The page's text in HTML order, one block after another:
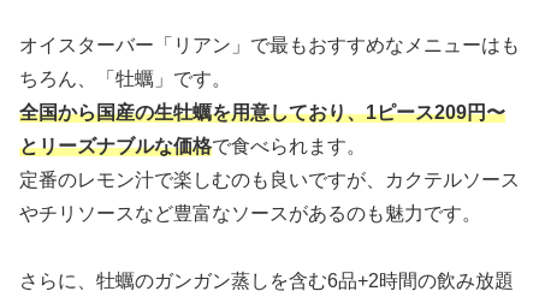
オイスターバー「リアン」で最もおすすめなメニューはも
ちろん、「牡蠣」です。
全国から国産の生牡蠣を用意しており、1ピース209円〜
とリーズナブルな価格で食べられます。
定番のレモン汁で楽しむのも良いですが、カクテルソース
やチリソースなど豊富なソースがあるのも魅力です。
さらに、牡蠣のガンガン蒸しを含む6品+2時間の飲み放題